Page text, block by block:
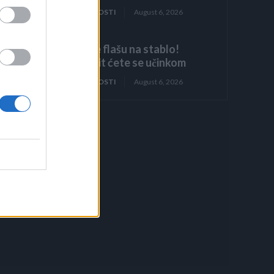
ZANIMLJIVOSTI August 6, 2026
Objesite flašu na stablo!
Iznenadit ćete se učinkom
ZANIMLJIVOSTI August 6, 2026